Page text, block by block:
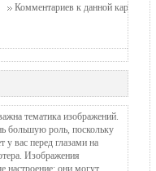
Комментариев к данной картинке
тематика изображений.
большую роль, поскольку
у вас перед глазами на
Изображения
настроение: они могут